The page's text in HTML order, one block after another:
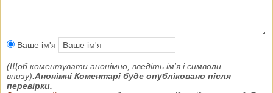
Ваше ім'я
(Щоб коментувати анонімно, введіть ім'я і символи
внизу). Анонімні Коментарі буде опубліковано після
перевірки.